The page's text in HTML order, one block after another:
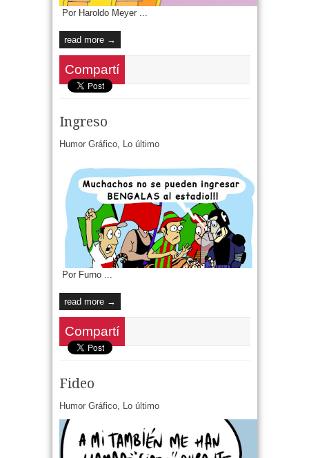
Por Haroldo Meyer ...
read more →
Compartí
Ingreso
Humor Gráfico, Lo último
Por Furno ...
read more →
Compartí
Fideo
Humor Gráfico, Lo último